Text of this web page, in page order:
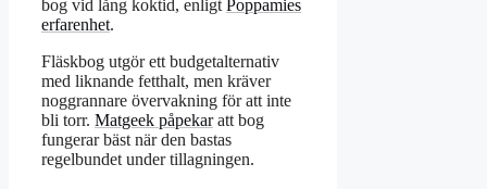
bog vid lång koktid, enligtPoppamies
erfarenhet.
Fläskbog utgör ett budgetalternativ
med liknande fetthalt, men kräver
noggrannare övervakning för att inte
bli torr. Matgeek påpekaratt bog
fungerar bäst när den bastas
regelbundet under tillagningen.